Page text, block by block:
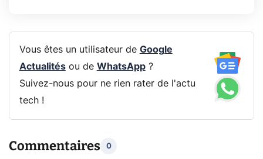
Vous êtes un utilisateur de Google
Actualitésou de WhatsApp?
Suivez-nous pour ne rien rater de l'actu
tech !
Commentaires 0